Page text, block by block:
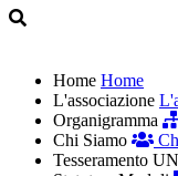
Home Home
L'associazione
Organigramma
Chi Siamo
Tesseramento